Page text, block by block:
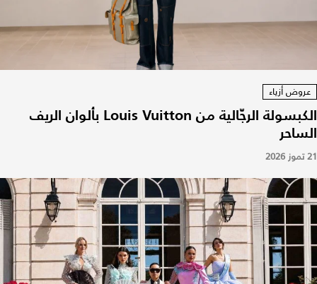
عروض أزياء
الكبسولة الرجّالية من Louis Vuitton بألوان الريف
الساحر
21 تموز 2026